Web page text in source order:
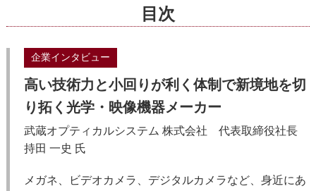
目次
企業インタビュー
高い技術力と小回りが利く体制で新境地を切
り拓く光学・映像機器メーカー
武蔵オプティカルシステム 株式会社 代表取締役社長
持田 一史 氏
メガネ、ビデオカメラ、デジタルカメラなど、身近にあ